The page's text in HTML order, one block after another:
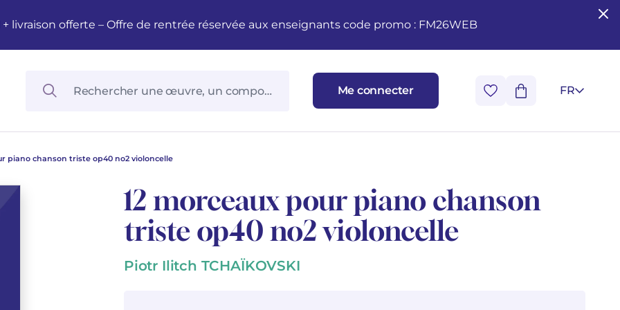
livraison offerte – Offre de rentrée réservée aux enseignants code promo : FM26WEB
Me connecter FR
piano chanson triste op40 no2 violoncelle
12 morceaux pour piano chanson
triste op40 no2 violoncelle
Piotr Ilitch TCHAÏKOVSKI